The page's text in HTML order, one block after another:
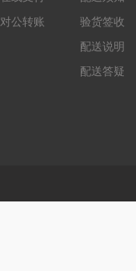
对公转账
验货签收
配送说明
配送答疑